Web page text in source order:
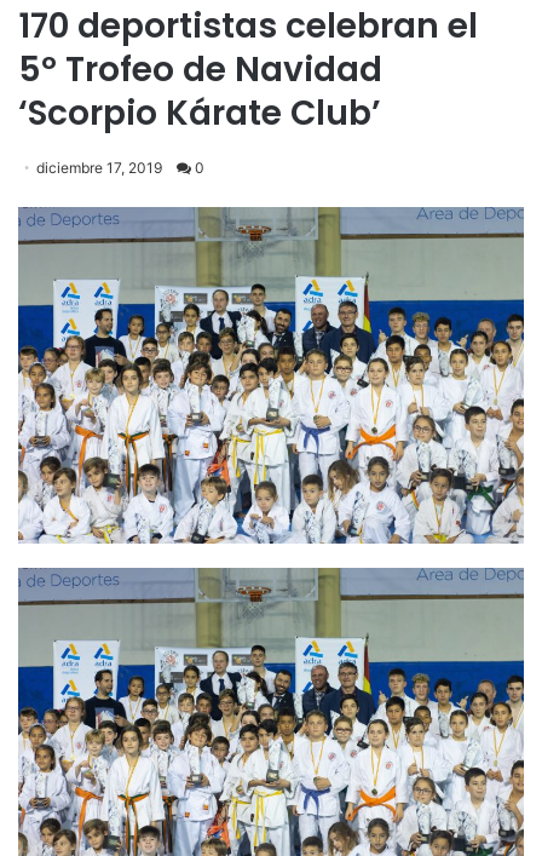
170 deportistas celebran el
5º Trofeo de Navidad
‘Scorpio Kárate Club’
diciembre 17, 2019 0